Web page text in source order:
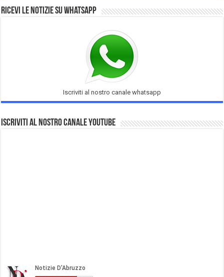
Ricevi le notizie su Whatsapp
Iscriviti al nostro canale whatsapp
Iscriviti al nostro Canale Youtube